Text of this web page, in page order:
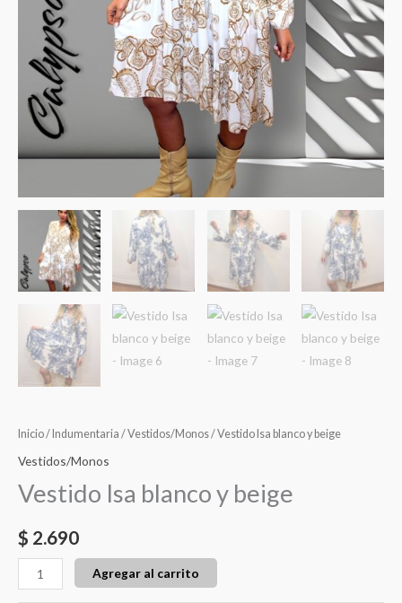
Inicio/ Indumentaria /Vestidos/Monos/ Vestido Isa blanco y beige
Vestidos/Monos
Vestido Isa blanco y beige
$ 2.690
Agregar al carrito